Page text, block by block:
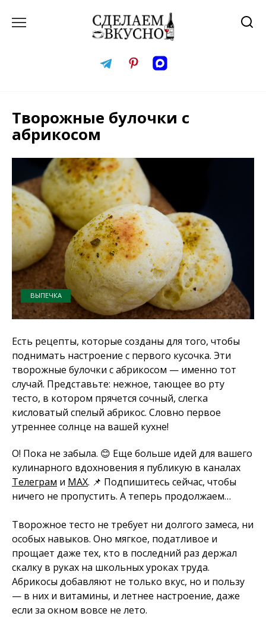
Творожные булочки с
абрикосом
ВЫПЕЧКА
Есть рецепты, которые созданы для того, чтобы
поднимать настроение с первого кусочка. Эти
творожные булочки с абрикосом — именно тот
случай. Представьте: нежное, тающее во рту
тесто, в котором прячется сочный, слегка
кисловатый спелый абрикос. Словно первое
утреннее солнце на вашей кухне!
О! Пока не забыла. 😊 Еще больше идей для вашего
кулинарного вдохновения я публикую в каналах
Телеграм и MAX. 📌 Подпишитесь сейчас, чтобы
ничего не пропустить. А теперь продолжаем…
Творожное тесто не требует ни долгого замеса, ни
особых навыков. Оно мягкое, податливое и
прощает даже тех, кто в последний раз держал
скалку в руках на школьных уроках труда.
Абрикосы добавляют не только вкус, но и пользу
— в них и витамины, и летнее настроение, даже
если за окном вовсе не лето.